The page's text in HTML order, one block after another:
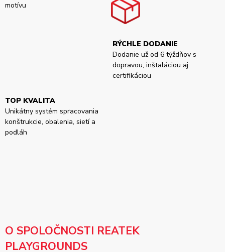
motívu
RÝCHLE DODANIE
Dodanie už od 6 týždňov s
dopravou, inštaláciou aj
certifikáciou
TOP KVALITA
Unikátny systém spracovania
konštrukcie, obalenia, sietí a
podláh
O SPOLOČNOSTI REATEK
PLAYGROUNDS